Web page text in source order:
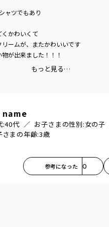
ャツでもあり
かわいくて
ームが、またかわいいです
が出来ました！！！
もっと見る…
name
:40代 お子さまの性別:女の子
さまの年齢:3歳
参考になった 0